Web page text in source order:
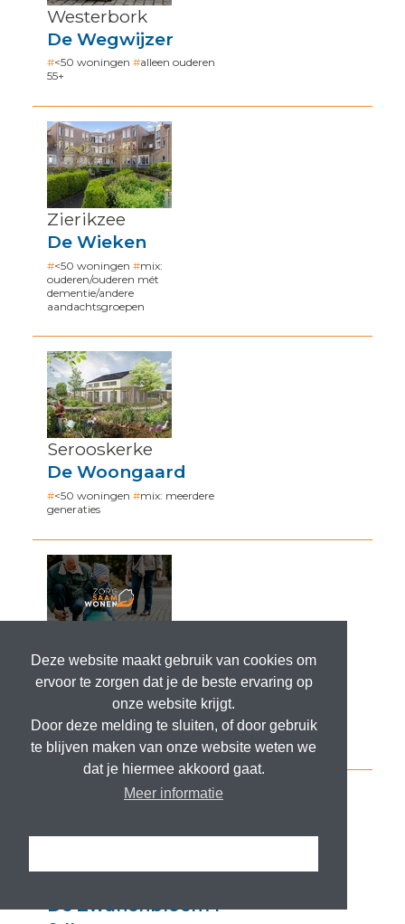
Deze website maakt gebruik van cookies om
ervoor te zorgen dat je de beste ervaring op
onze website krijgt.
Door deze melding te sluiten, of door gebruik
te blijven maken van onze website weten we
dat je hiermee akkoord gaat.
Meer informatie